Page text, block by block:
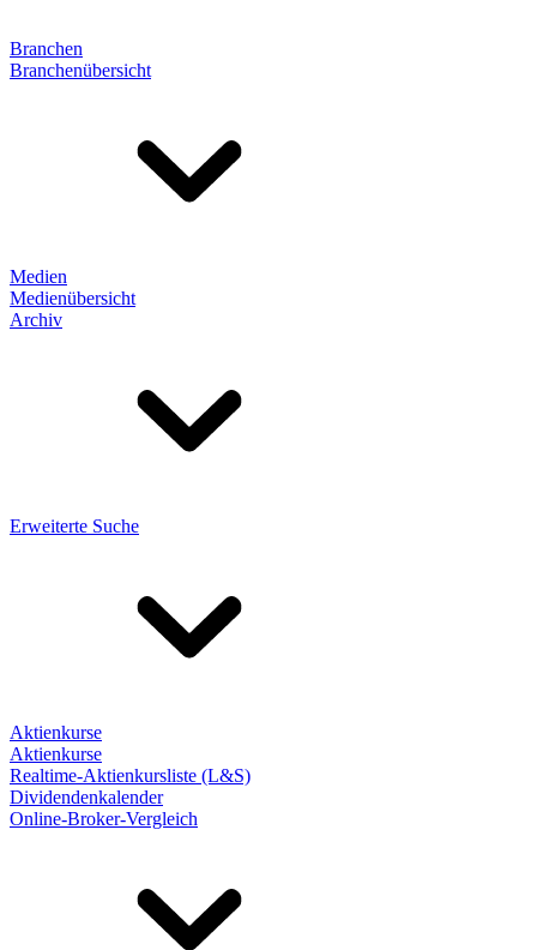
Branchen
Branchenübersicht
Medien
Medienübersicht
Archiv
Erweiterte Suche
Aktienkurse
Aktienkurse
Realtime-Aktienkursliste (L&S)
Dividendenkalender
Online-Broker-Vergleich